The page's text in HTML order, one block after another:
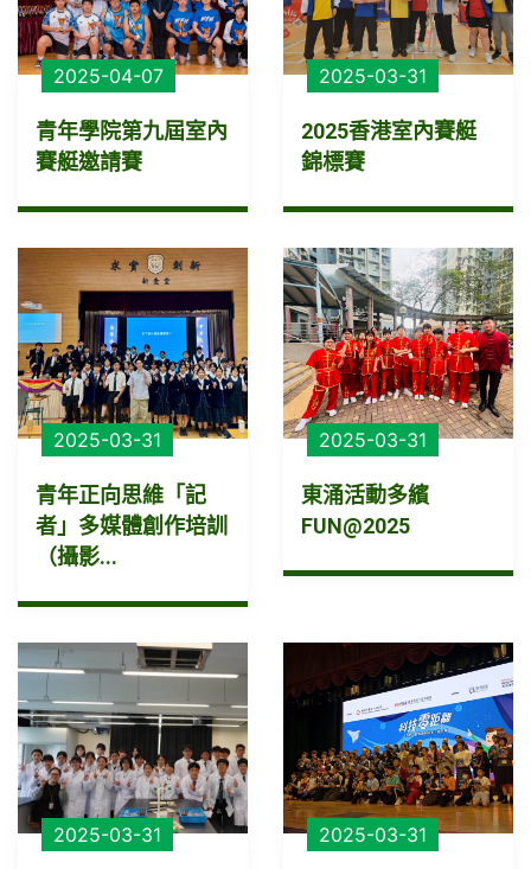
2025-04-07
青年學院第九屆室內
賽艇邀請賽
2025-03-31
2025香港室內賽艇
錦標賽
2025-03-31
青年正向思維「記
者」多媒體創作培訓
（攝影...
2025-03-31
東涌活動多繽
FUN@2025
2025-03-31 2025-03-31